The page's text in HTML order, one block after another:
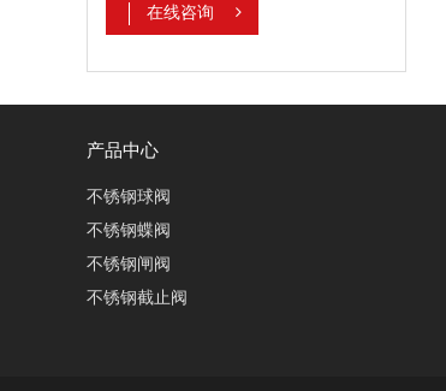
在线咨询
产品中心
不锈钢球阀
不锈钢蝶阀
不锈钢闸阀
不锈钢截止阀